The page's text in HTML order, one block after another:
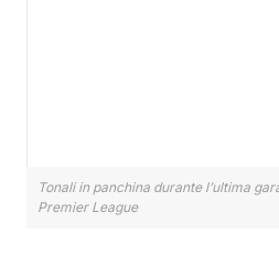
Tonali in panchina durante l’ultima
Premier League